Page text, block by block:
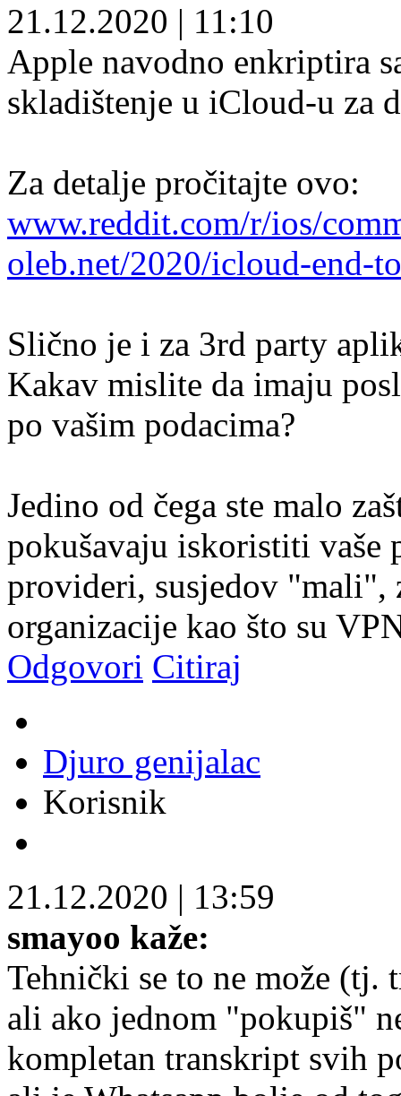
21.12.2020 | 11:10
Apple navodno enkriptira
skladištenje u iCloud-u za
Za detalje pročitajte ovo:
www.reddit.com/r/ios/
oleb.net/2020/icloud-end-
Slično je i za 3rd party
Kakav mislite da imaju
po vašim podacima?
Jedino od čega ste malo
pokušavaju iskoristiti vaše
provideri, susjedov
organizacije kao što su
Odgovori Citiraj
Djuro genijalac
Korisnik
21.12.2020 | 13:59
smayoo kaže:
Tehnički se to ne može (tj.
ali ako jednom "pokupiš"
kompletan transkript svih